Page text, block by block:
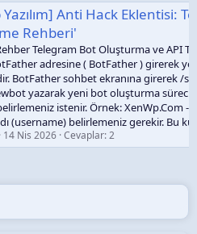
Telegram Bot Kurulumu Ve
Token Alma İlk olarak Telegram
yeni bir bot oluşturmanız
/start komutu ile botu başlatın.
başlatın. İlk olarak botunuz için bir
- Anti Hack Daha sonra botunuz için
kullanıcı adı...